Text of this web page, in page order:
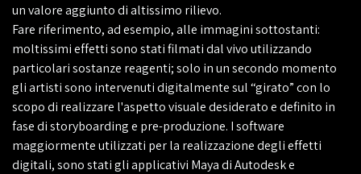
un valore aggiunto di altissimo rilievo.
Fare riferimento, ad esempio, alle immagini sottostanti:
moltissimi effetti sono stati filmati dal vivo utilizzando
particolari sostanze reagenti; solo in un secondo momento
gli artisti sono intervenuti digitalmente sul “girato” con lo
scopo di realizzare l'aspetto visuale desiderato e definito in
fase di storyboarding e pre-produzione. I software
maggiormente utilizzati per la realizzazione degli effetti
digitali, sono stati gli applicativi Maya di Autodesk e